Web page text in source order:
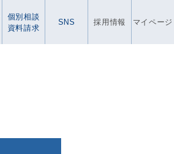
個別相談
資料請求
SNS 採用情報 マイページ